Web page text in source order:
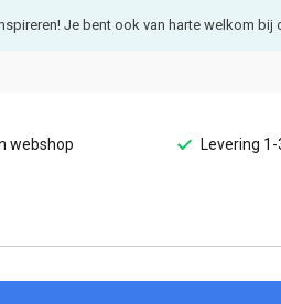
Je bent ook van harte welkom bij
webshop Levering